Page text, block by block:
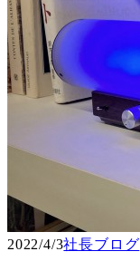
2022/4/3社長ブログ